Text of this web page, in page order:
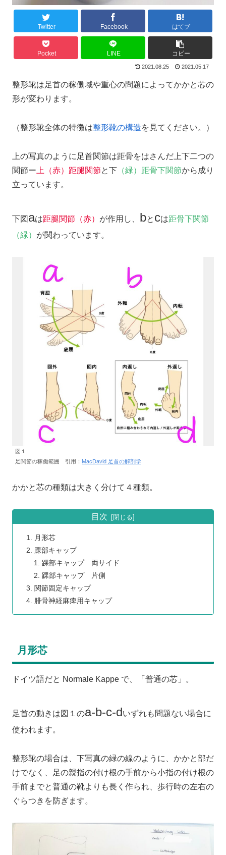
Twitter Facebook はてブ
Pocket LINE コピー
2021.08.25 2021.05.17
整形靴は足首の稼働域や重心の問題によってかかと芯の
形が変わります。
（整形靴全体の特徴は整形靴の構造を見てください。）
上の写真のように足首関節は距骨をはさんだ上下二つの
関節ー 上（赤）距腿関節と下 （緑）距骨下関節から成り
立っています。
下図 aは距腿関節（赤） が作用し、 bと cは距骨下関節
（緑） が関わっています。
図１
足関節の稼働範囲 引用： MacDavid 足首の解剖学
かかと芯の種類は大きく分けて４種類。
目次
月形芯
踝部キャップ
踝部キャップ 両サイド
踝部キャップ 片側
関節固定キャップ
腓骨神経麻痺用キャップ
月形芯
ドイツ語だと Normale Kappe で、「普通の芯」。
足首の動きは図１のa-b-c-dいずれも問題ない場合に
使われます。
整形靴の場合は、下写真の緑の線のように、かかと部だ
けでなく、足の親指の付け根の手前から小指の付け根の
手前までと普通の靴よりも長く作られ、歩行時の左右の
ぐらつきを防ぎます。